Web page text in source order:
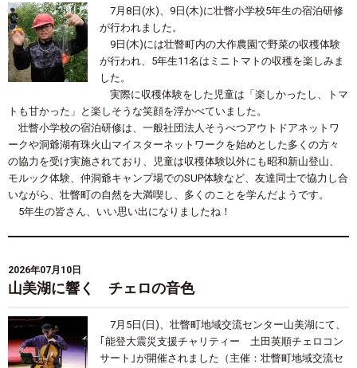
7月8日(水)、9日(木)に壮瞥小学校5年生の宿泊研修
が行われました。
9日(木)には壮瞥町内の大作農園で野菜の収穫体験
が行われ、5年生11名はミニトマトの収穫を楽しみま
した。
実際に収穫体験をした児童は「楽しかったし、トマ
トも甘かった」と楽しそうな笑顔を浮かべていました。
壮瞥小学校の宿泊研修は、一般社団法人そうべつアウトドアネットワ
ークや洞爺湖有珠火山マイスターネットワークを始めとした多くの方々
の協力を受け実施されており、児童は収穫体験以外にも昭和新山登山、
モルック体験、仲洞爺キャンプ場でのSUP体験など、友達同士で協力し合
いながら、壮瞥町の自然を大満喫し、多くのことを学んだようです。
5年生の皆さん、いい思い出になりましたね！
2026年07月10日
山美湖に響く チェロの音色
7月 5 日 ( 日 )、壮瞥町地域交流センター山美湖にて、
｢能登大震災支援チャリティー 土田英順チェロコン
サート｣が開催されました（主催：壮瞥町地域交流セ